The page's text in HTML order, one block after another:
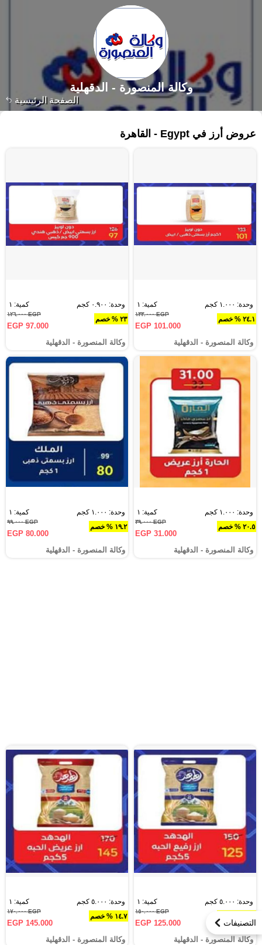
الصفحة الرئيسية
وكالة المنصورة - الدقهلية‎
التصنيفات
عروض أرز في Egypt - القاهرة
وحدة: ١.٠٠٠ كجم
كمية: ١
٢٤.١ % خصم
EGP ١٣٣.٠٠٠
EGP 101.000
وكالة المنصورة - الدقهلية‎
وحدة: ٠.٩٠٠ كجم
كمية: ١
٢٣ % خصم
EGP ١٢٦.٠٠٠
EGP 97.000
وكالة المنصورة - الدقهلية‎
وحدة: ١.٠٠٠ كجم
كمية: ١
٢٠.٥ % خصم
EGP ٣٩.٠٠٠
EGP 31.000
وكالة المنصورة - الدقهلية‎
وحدة: ١.٠٠٠ كجم
كمية: ١
١٩.٢ % خصم
EGP ٩٩.٠٠٠
EGP 80.000
وكالة المنصورة - الدقهلية‎
وحدة: ٥.٠٠٠ كجم
كمية: ١
EGP ١٥٠.٠٠٠
EGP 125.000
وكالة المنصورة - الدقهلية‎
وحدة: ٥.٠٠٠ كجم
كمية: ١
١٤.٧ % خصم
EGP ١٧٠.٠٠٠
EGP 145.000
وكالة المنصورة - الدقهلية‎